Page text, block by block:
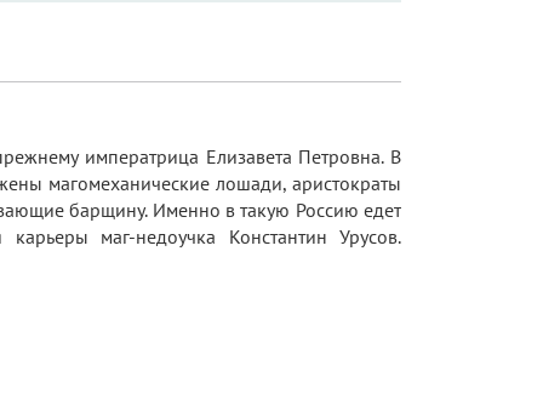
императрица Елизавета Петровна. В
магомеханические лошади, аристократы
барщину. Именно в такую Россию едет
маг-недоучка Константин Урусов.